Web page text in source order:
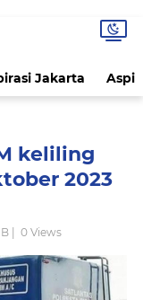
Jakarta
keliling
2023
| 0Views